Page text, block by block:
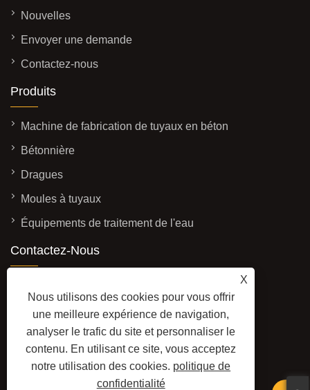
X
Nous utilisons des cookies pour vous offrir
une meilleure expérience de navigation,
analyser le trafic du site et personnaliser le
contenu. En utilisant ce site, vous acceptez
notre utilisation des cookies. politique de
confidentialité
Nouvelles
Envoyer une demande
Contactez-nous
Produits
Machine de fabrication de tuyaux en béton
Bétonnière
Dragues
Moules à tuyaux
Équipements de traitement de l'eau
Contactez-Nous
Yadong, zone de développement
économique, ville de Qingzhou, province du
Shandong, Chine
E-MAIL:
sales@baolaimachinery.com
+86-15662587580